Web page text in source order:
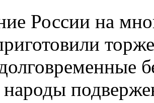
России на
народы